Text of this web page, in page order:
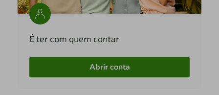
É ter com quem contar
Abrir conta